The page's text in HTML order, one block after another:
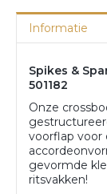
Informatie
Spikes &
501182
Onze
voorflap voor
gevormde
ritsvakken!